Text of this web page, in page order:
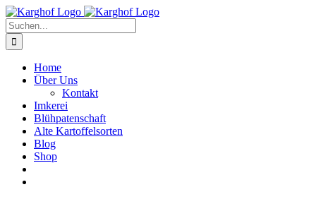
Zum
Inhalt
springen
Instagram
Facebook
Suche
nach:
Home
Über Uns
Kontakt
Imkerei
Blühpatenschaft
Alte Kartoffelsorten
Blog
Shop